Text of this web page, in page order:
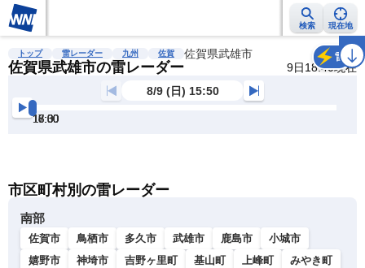
検索 現在地
雨雲レーダー 台風情報 地震情報 警報・注意報 2週間天気 ラ
トップ 雷レーダー 九州 佐賀 佐賀県武雄市
佐賀県武雄市の雷レーダー 9日18:40現在
雷
8/9 (日) 15:50
16:00
16:30
17:00
17:30
18:00
18:30
市区町村別の雷レーダー
南部
佐賀市 鳥栖市 多久市 武雄市 鹿島市
小城市
嬉野市
神埼市 吉野ヶ里町 基山町 上峰町
みやき町